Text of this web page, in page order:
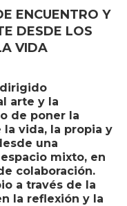
ENCUENTRO Y
DESDE LOS
VIDA
arte y la
de poner la
vida, la propia y
una
mixto, en
colaboración.
a través de la
la reflexión y la